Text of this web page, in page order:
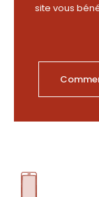
site vous